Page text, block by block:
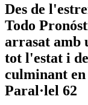
Des de
Todo
arrasat amb
tot l'estat i
culminant en
Paral·lel 62